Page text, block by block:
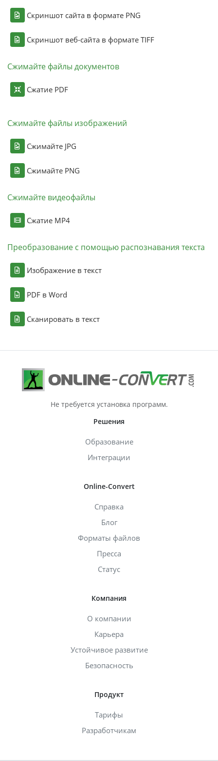
Скриншот сайта в формате PNG
Скриншот веб-сайта в формате TIFF
Сжимайте файлы документов
Сжатие PDF
Сжимайте файлы изображений
Сжимайте JPG
Сжимайте PNG
Сжимайте видеофайлы
Сжатие MP4
Преобразование с помощью распознавания текста
Изображение в текст
PDF в Word
Сканировать в текст
Не требуется установка программ.
Решения
Образование
Интеграции
Online-Convert
Справка
Блог
Форматы файлов
Пресса
Статус
Компания
О компании
Карьера
Устойчивое развитие
Безопасность
Продукт
Тарифы
Разработчикам